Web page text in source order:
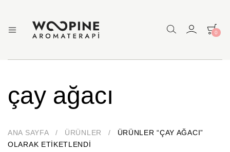
Çakra
Çeşitli
Aromaterapi
Ürünler
0
ANA SAYFA / ÜRÜNLER /
ÜRÜNLER “ÇAY AĞACI”
OLARAK ETIKETLENDI
çay ağacı